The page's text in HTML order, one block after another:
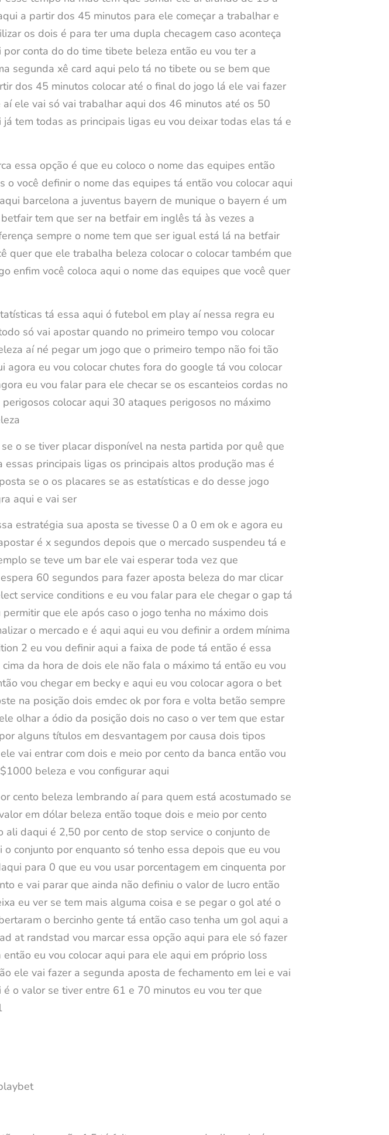
a partir dos 45 minutos para ele começar a trabalhar e
os dois é para ter uma dupla checagem caso aconteça
conta do do time tibete beleza então eu vou ter a
segunda xê card aqui pelo tá no tibete ou se bem que
dos 45 minutos colocar até o final do jogo lá ele vai fazer
ele vai só vai trabalhar aqui dos 46 minutos até os 50
tem todas as principais ligas eu vou deixar todas elas tá e
essa opção é que eu coloco o nome das equipes então
você definir o nome das equipes tá então vou colocar aqui
barcelona a juventus bayern de munique o bayern é um
tem que ser na betfair em inglês tá às vezes a
sempre o nome tem que ser igual está lá na betfair
quer que ele trabalha beleza colocar o colocar também que
enfim você coloca aqui o nome das equipes que você quer
tá essa aqui ó futebol em play aí nessa regra eu
só vai apostar quando no primeiro tempo vou colocar
aí né pegar um jogo que o primeiro tempo não foi tão
eu vou colocar chutes fora do google tá vou colocar
eu vou falar para ele checar se os escanteios cordas no
colocar aqui 30 ataques perigosos no máximo
o se tiver placar disponível na nesta partida por quê que
principais ligas os principais altos produção mas é
se o os placares se as estatísticas e do desse jogo
aqui e vai ser
estratégia sua aposta se tivesse 0 a 0 em ok e agora eu
é x segundos depois que o mercado suspendeu tá e
se teve um bar ele vai esperar toda vez que
60 segundos para fazer aposta beleza do mar clicar
service conditions e eu vou falar para ele chegar o gap tá
que ele após caso o jogo tenha no máximo dois
o mercado e é aqui aqui eu vou definir a ordem mínima
2 eu vou definir aqui a faixa de pode tá então é essa
da hora de dois ele não fala o máximo tá então eu vou
vou chegar em becky e aqui eu vou colocar agora o bet
na posição dois emdec ok por fora e volta betão sempre
olhar a ódio da posição dois no caso o ver tem que estar
alguns títulos em desvantagem por causa dois tipos
vai entrar com dois e meio por cento da banca então vou
beleza e vou configurar aqui
cento beleza lembrando aí para quem está acostumado se
em dólar beleza então toque dois e meio por cento
daqui é 2,50 por cento de stop service o conjunto de
conjunto por enquanto só tenho essa depois que eu vou
para 0 que eu vou usar porcentagem em cinquenta por
e vai parar que ainda não definiu o valor de lucro então
eu ver se tem mais alguma coisa e se pegar o gol até o
o bercinho gente tá então caso tenha um gol aqui a
at randstad vou marcar essa opção aqui para ele só fazer
eu vou colocar aqui para ele aqui em próprio loss
ele vai fazer a segunda aposta de fechamento em lei e vai
o valor se tiver entre 61 e 70 minutos eu vou ter que